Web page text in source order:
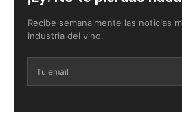
Recibe semanalmente las noticias
industria del vino.